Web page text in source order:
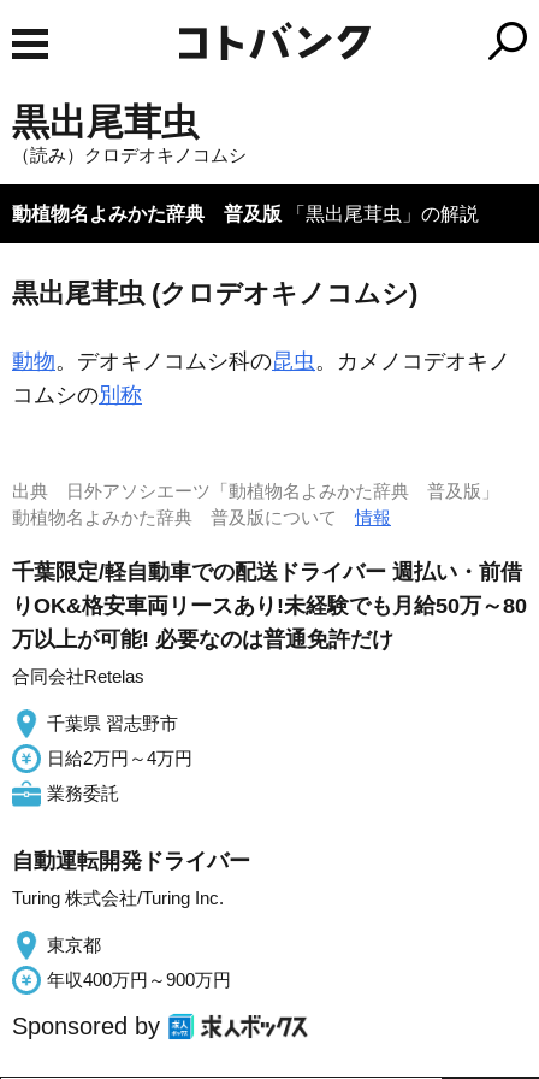
黒出尾茸虫
（読み）クロデオキノコムシ
動植物名よみかた辞典 普及版 「黒出尾茸虫」の解説
黒出尾茸虫 (クロデオキノコムシ)
動物。デオキノコムシ科の昆虫。カメノコデオキノ
コムシの別称
出典
日外アソシエーツ「動植物名よみかた辞典 普及版」
動植物名よみかた辞典 普及版について情報
千葉限定/軽自動車での配送ドライバー 週払い・前借
りOK&格安車両リースあり!未経験でも月給50万～80
万以上が可能! 必要なのは普通免許だけ
合同会社Retelas
千葉県 習志野市
日給2万円～4万円
業務委託
自動運転開発ドライバー
Turing 株式会社/Turing Inc.
東京都
年収400万円～900万円
Sponsored by